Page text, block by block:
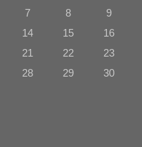
7 8
9
14 15
16
21 22
23
28 29
30